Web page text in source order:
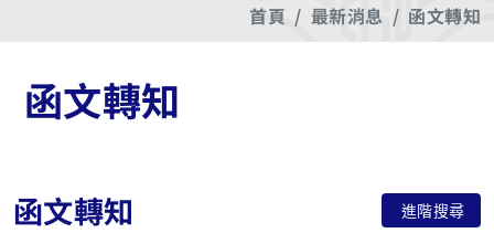
首頁 最新消息 函文轉知
函文轉知
函文轉知 進階搜尋